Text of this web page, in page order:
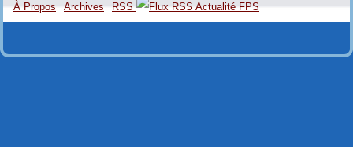
À Propos Archives RSS